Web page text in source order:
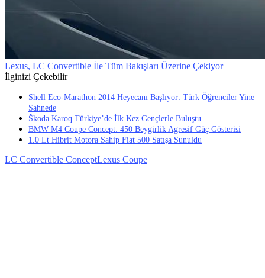
Lexus, LC Convertible İle Tüm Bakışları Üzerine Çekiyor
İlginizi Çekebilir
Shell Eco-Marathon 2014 Heyecanı Başlıyor: Türk Öğrenciler Yine
Sahnede
Škoda Karoq Türkiye’de İlk Kez Gençlerle Buluştu
BMW M4 Coupe Concept: 450 Beygirlik Agresif Güç Gösterisi
1.0 Lt Hibrit Motora Sahip Fiat 500 Satışa Sunuldu
LC Convertible ConceptLexus Coupe